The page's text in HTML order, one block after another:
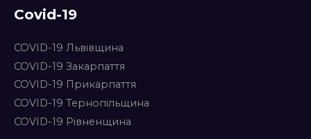
Covid-19
COVID-19 Львівщина
COVID-19 Закарпаття
COVID-19 Прикарпаття
COVID-19 Тернопільщина
COVID-19 Рівненщина